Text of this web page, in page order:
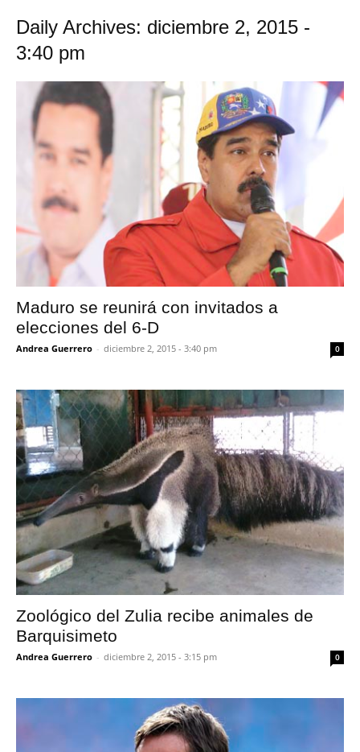
Daily Archives: diciembre 2, 2015 -
3:40 pm
Maduro se reunirá con invitados a
elecciones del 6-D
Andrea Guerrero - diciembre 2, 2015 - 3:40 pm 0
Zoológico del Zulia recibe animales de
Barquisimeto
Andrea Guerrero - diciembre 2, 2015 - 3:15 pm 0